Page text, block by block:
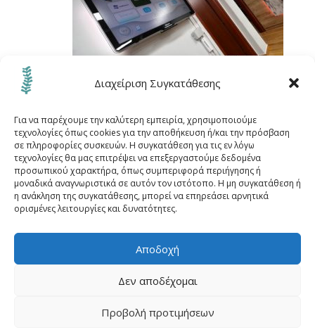
Διαχείριση Συγκατάθεσης
Για να παρέχουμε την καλύτερη εμπειρία, χρησιμοποιούμε
τεχνολογίες όπως cookies για την αποθήκευση ή/και την πρόσβαση
σε πληροφορίες συσκευών. Η συγκατάθεση για τις εν λόγω
τεχνολογίες θα μας επιτρέψει να επεξεργαστούμε δεδομένα
προσωπικού χαρακτήρα, όπως συμπεριφορά περιήγησης ή
μοναδικά αναγνωριστικά σε αυτόν τον ιστότοπο. Η μη συγκατάθεση ή
η ανάκληση της συγκατάθεσης, μπορεί να επηρεάσει αρνητικά
ορισμένες λειτουργίες και δυνατότητες.
Αποδοχή
Δεν αποδέχομαι
Προβολή προτιμήσεων
Αρχική Μεθόδοι
Καπερνάρος Μάνος
Ο χώρος
Σύνδεσμοι Blog
Επικοινωνία
Πολιτική Cookies (ΕΕ)
andMyMedical|Όροι - Προϋποθέσεις